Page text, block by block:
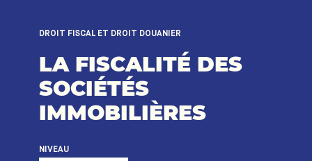
DROIT FISCAL ET DROIT DOUANIER
LA FISCALITÉ DES
SOCIÉTÉS
IMMOBILIÈRES
NIVEAU